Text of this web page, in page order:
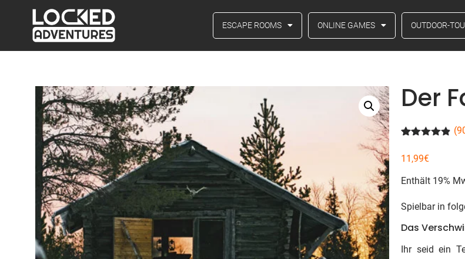
ESCAPE ROOMS ONLINE GAMES OUTDOOR-
Der
mit4.81
von 5,
auf
(
11,99€
Enthält 19%
Spielbar in
Das
Ihr seid ein